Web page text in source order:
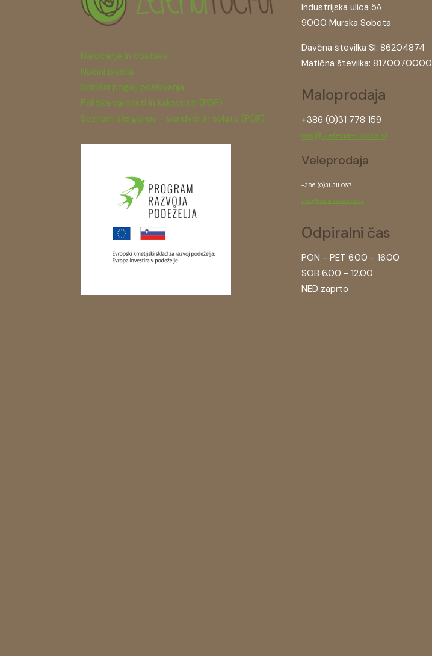
Naročanje in dostava
Načini plačila
Splošni pogoji poslovanja
Politika varnosti in kakovosti (PDF)
Seznam alergenov - sendviči in solate (PDF)
Industrijska ulica 5A
9000 Murska Sobota
Davčna številka SI: 86204874
Matična številka: 8170070000
Maloprodaja
+386 (0)31 778 159
ms@zelena-tocka.si
Veleprodaja
+386 (0)31 311 067
info@zelena-tocka.si
Odpiralni čas
PON - PET 6.00 - 16.00
SOB 6.00 - 12.00
NED zaprto